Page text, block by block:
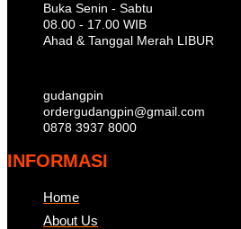
Buka Senin - Sabtu
08.00 - 17.00 WIB
Ahad & Tanggal Merah LIBUR
gudangpin
ordergudangpin@gmail.com
0878 3937 8000
INFORMASI
Home
About Us